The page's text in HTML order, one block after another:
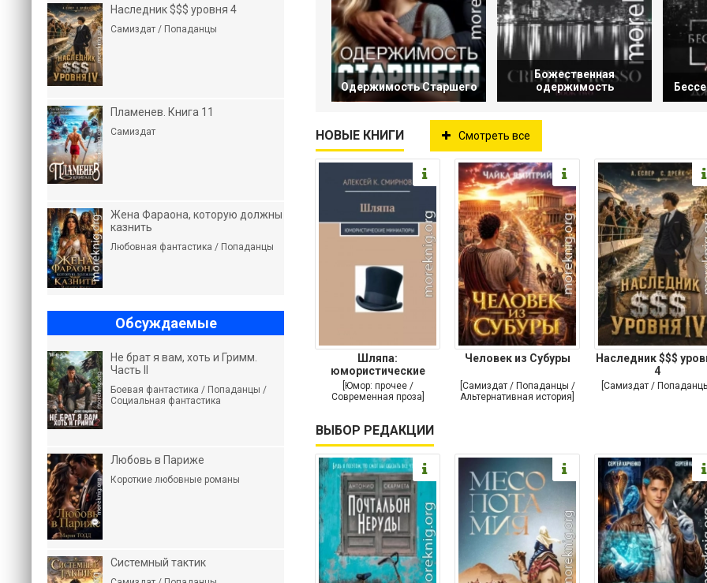
Одержимость Старшего
Божественная
одержимость
НОВЫЕ КНИГИ Смотреть все
Шляпа:
юмористические
миниатюры
[Юмор: прочее /
Современная проза]
Человек из Субуры
[Самиздат / Попаданцы /
Альтернативная история]
Наследник $$$
4
[Самиздат /
ВЫБОР РЕДАКЦИИ
Наследник $$$ уровня 4
Самиздат / Попаданцы
Пламенев. Книга 11
Самиздат
Жена Фараона, которую должны
казнить
Любовная фантастика / Попаданцы
Обсуждаемые
Не брат я вам, хоть и Гримм.
Часть II
Боевая фантастика / Попаданцы /
Социальная фантастика
Любовь в Париже
Короткие любовные романы
Системный тактик